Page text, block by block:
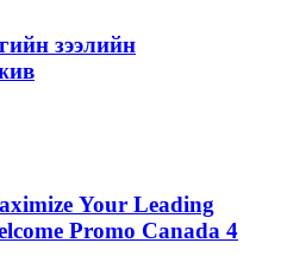
зээлийн
Your Leading
Promo Canada 4